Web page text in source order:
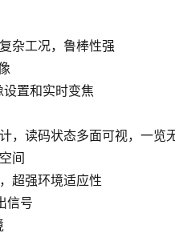
杂工况，鲁棒性强
置和实时变焦
，读码状态多面可视，一览
间
超强环境适应性
信号